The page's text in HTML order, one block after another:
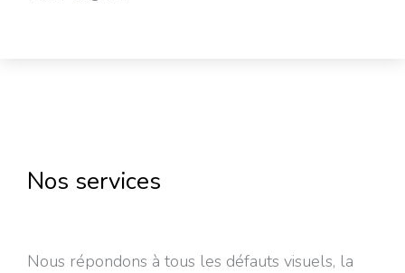
Nos services
Nous répondons à tous les défauts visuels, la